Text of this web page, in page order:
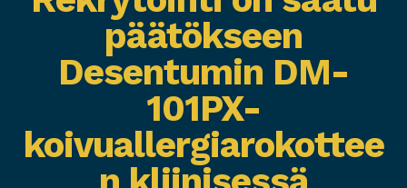
päätökseen
Desentumin DM-
101PX-
koivuallergiarokottee